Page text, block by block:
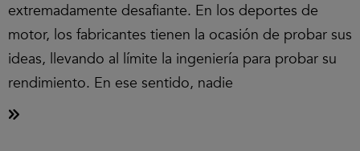
extremadamente desafiante. En los deportes de
motor, los fabricantes tienen la ocasión de probar sus
ideas, llevando al límite la ingeniería para probar su
rendimiento. En ese sentido, nadie